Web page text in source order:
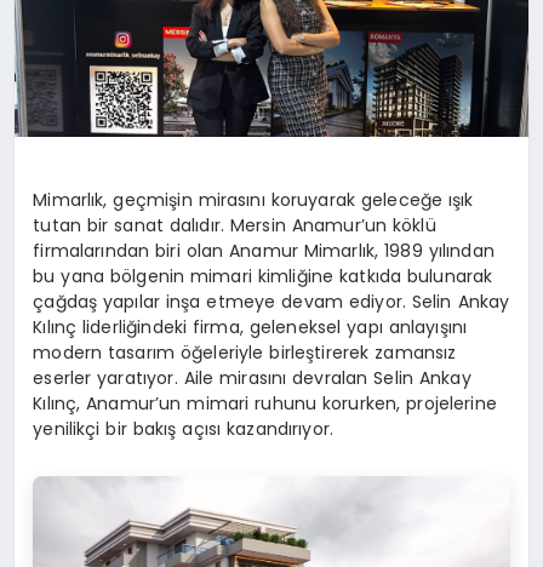
Mimarlık, geçmişin mirasını koruyarak geleceğe ışık
tutan bir sanat dalıdır. Mersin Anamur’un köklü
firmalarından biri olan Anamur Mimarlık, 1989 yılından
bu yana bölgenin mimari kimliğine katkıda bulunarak
çağdaş yapılar inşa etmeye devam ediyor. Selin Ankay
Kılınç liderliğindeki firma, geleneksel yapı anlayışını
modern tasarım öğeleriyle birleştirerek zamansız
eserler yaratıyor. Aile mirasını devralan Selin Ankay
Kılınç, Anamur’un mimari ruhunu korurken, projelerine
yenilikçi bir bakış açısı kazandırıyor.